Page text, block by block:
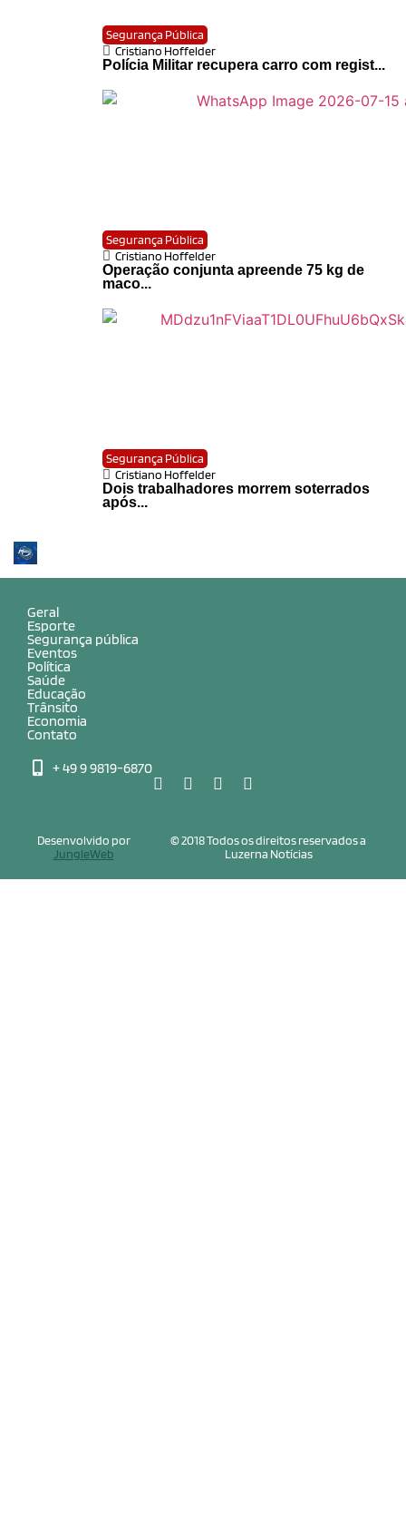
Segurança Pública
Cristiano Hoffelder
Polícia Militar recupera carro com regist...
Segurança Pública
Cristiano Hoffelder
Operação conjunta apreende 75 kg de
maco...
Segurança Pública
Cristiano Hoffelder
Dois trabalhadores morrem soterrados
após...
Geral
Esporte
Segurança pública
Eventos
Política
Saúde
Educação
Trânsito
Economia
Contato
+ 49 9 9819-6870
© 2018 Todos os direitos reservados a
Luzerna Notícias
Desenvolvido por
JungleWeb